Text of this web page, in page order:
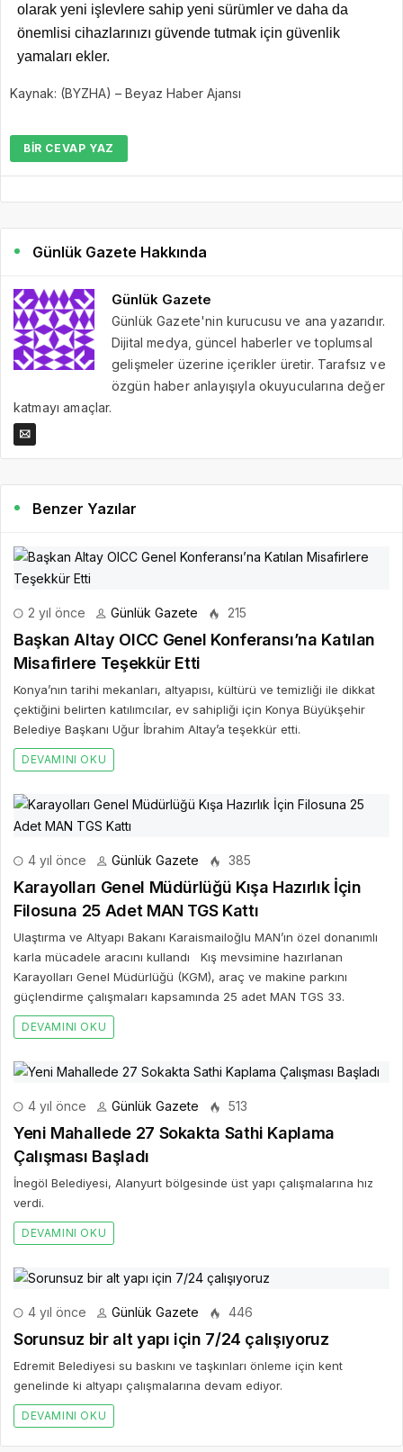
olarak yeni işlevlere sahip yeni sürümler ve daha da
önemlisi cihazlarınızı güvende tutmak için güvenlik
yamaları ekler.
Kaynak: (BYZHA) – Beyaz Haber Ajansı
BIR CEVAP YAZ
Günlük Gazete Hakkında
Günlük Gazete
Günlük Gazete'nin kurucusu ve ana yazarıdır.
Dijital medya, güncel haberler ve toplumsal
gelişmeler üzerine içerikler üretir. Tarafsız ve
özgün haber anlayışıyla okuyucularına değer
katmayı amaçlar.
Benzer Yazılar
2 yıl önce Günlük Gazete 215
Başkan Altay OICC Genel Konferansı’na Katılan
Misafirlere Teşekkür Etti
Konya’nın tarihi mekanları, altyapısı, kültürü ve temizliği ile dikkat
çektiğini belirten katılımcılar, ev sahipliği için Konya Büyükşehir
Belediye Başkanı Uğur İbrahim Altay’a teşekkür etti.
DEVAMINI OKU
4 yıl önce Günlük Gazete 385
Karayolları Genel Müdürlüğü Kışa Hazırlık İçin
Filosuna 25 Adet MAN TGS Kattı
Ulaştırma ve Altyapı Bakanı Karaismailoğlu MAN’ın özel donanımlı
karla mücadele aracını kullandı Kış mevsimine hazırlanan
Karayolları Genel Müdürlüğü (KGM), araç ve makine parkını
güçlendirme çalışmaları kapsamında 25 adet MAN TGS 33.
DEVAMINI OKU
4 yıl önce Günlük Gazete 513
Yeni Mahallede 27 Sokakta Sathi Kaplama
Çalışması Başladı
İnegöl Belediyesi, Alanyurt bölgesinde üst yapı çalışmalarına hız
verdi.
DEVAMINI OKU
4 yıl önce Günlük Gazete 446
Sorunsuz bir alt yapı için 7/24 çalışıyoruz
Edremit Belediyesi su baskını ve taşkınları önleme için kent
genelinde ki altyapı çalışmalarına devam ediyor.
DEVAMINI OKU